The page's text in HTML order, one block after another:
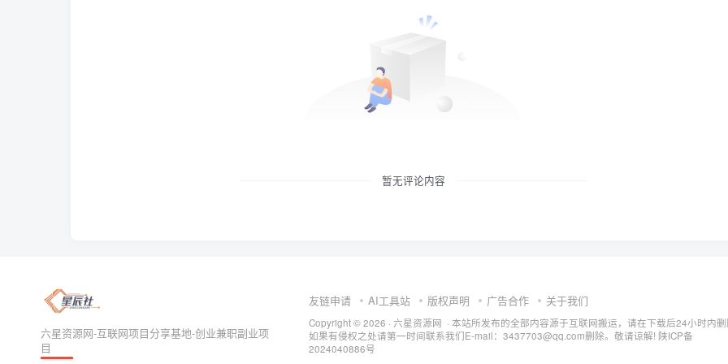
暂无评论内容
六星资源网-互联网项目分享基地-创业兼职副业项
目
友链申请 AI工具站 版权声明 广告合作 关于我们
Copyright © 2026 · 六星资源网 · 本站所发布的全部内容源于互联网搬运，请在下载后24小时内
如果有侵权之处请第一时间联系我们E-mail：3437703@qq.com删除。敬请谅解! 陕ICP备
2024040886号